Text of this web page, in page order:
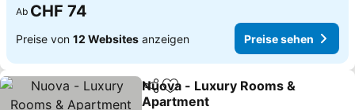
Ab CHF 74
Preise von 12 Websites anzeigen Preise sehen
TeilenZu Favoriten hinzufügen
Nuova - Luxury Rooms &
Apartment